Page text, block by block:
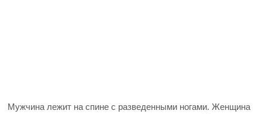
Мужчина лежит на спине с разведенными ногами. Женщина